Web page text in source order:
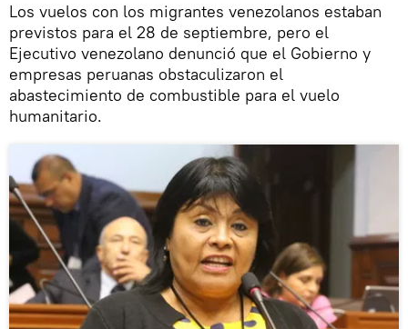
Los vuelos con los migrantes venezolanos estaban
previstos para el 28 de septiembre, pero el
Ejecutivo venezolano denunció que el Gobierno y
empresas peruanas obstaculizaron el
abastecimiento de combustible para el vuelo
humanitario.